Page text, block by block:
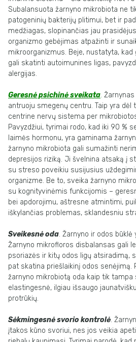
Subalansuota žarnyno mikrobiota ne
patogeninių bakterijų plitimui, bet ir
medžiagas, slopinančias jau
organizmo gebėjimas atpažinti ir
mikroorganizmus. Beje, nustatyta,
gali skatinti autoimunines ligas,
alergijas.
Geresnė psichinė sveikata.
antruoju smegenų centru. Taip yra dėl
centrine nervų sistema per
Pavyzdžiui, tyrimai rodo, kad iki 90 %
laimės hormonu, yra gaminama
žarnyno mikrobiota gali sumažinti
depresijos riziką. Ji švelnina atsaką į
su streso poveikiu susijusius
organizme. Be to, sveika žarnyno
su kognityvinėmis funkcijomis –
bei apdorojimu, aštresne atmintimi,
iškylančias problemas, sklandesniu
Sveikesnė oda. Žarnyno ir odos
Žarnyno mikrofloros disbalansas gali
psoriazės ir kitų odos ligų atsiradimą,
pat skatina priešlaikinį odos senėjimą.
žarnyno mikrobiotą oda kaip tik tampa
elastingesnė, ilgiau išsaugo
protrūkių.
Sėkmingesnė svorio kontrolė.
įtakos kūno svoriui, nes jos veikia